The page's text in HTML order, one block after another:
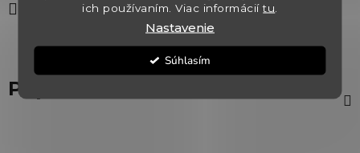
ich používaním. Viac informáciítu
Nastavenie
Súhlasím
Popis